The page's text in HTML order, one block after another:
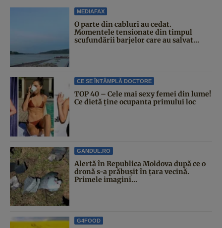
MEDIAFAX
O parte din cabluri au cedat.
Momentele tensionate din timpul
scufundării barjelor care au salvat...
CE SE ÎNTÂMPLĂ DOCTORE
TOP 40 – Cele mai sexy femei din lume!
Ce dietă ține ocupanta primului loc
GANDUL.RO
Alertă în Republica Moldova după ce o
dronă s-a prăbușit în țara vecină.
Primele imagini...
G4FOOD